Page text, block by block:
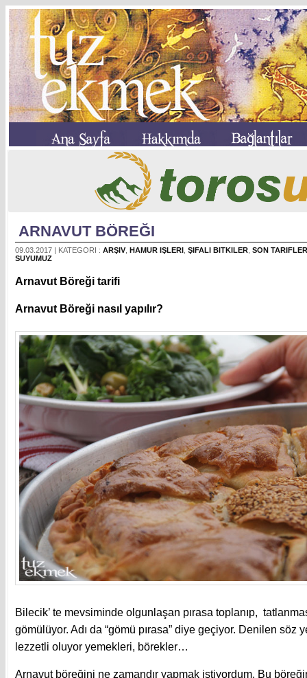
ARNAVUT BÖREĞI
09.03.2017 | KATEGORI : ARŞIV, HAMUR IŞLERI ŞIFALI BITKILER SON TARIFLER
SUYUMUZ
Arnavut Böreği tarifi
Arnavut Böreği nasıl yapılır?
Bilecik’ te mevsiminde olgunlaşan pırasa toplanıp,
gömülüyor. Adı da “gömü pırasa” diye geçiyor. Denilen söz
lezzetli oluyor yemekleri, börekler…
Arnavut böreğini ne zamandır yapmak istiyordum. Bu